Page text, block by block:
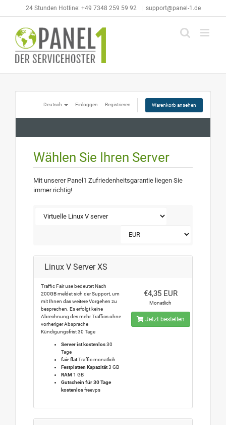
24 Stunden Hotline: +49 7348 259 59 92 support@panel-1.de
Deutsch Einloggen Registrieren Warenkorb ansehen
Wählen Sie Ihren Server
Mit unserer Panel1 Zufriedenheitsgarantie liegen Sie
immer richtig!
Linux V Server XS
Traffic Fair use bedeutet Nach
200GB meldet sich der Support, um
mit Ihnen das weitere Vorgehen zu
besprechen. Es erfolgt keine
Abrechnung des mehr Traffics ohne
vorheriger Absprache
Kündigungsfrist 30 Tage
Server ist kostenlos30
Tage
fair flatTraffic monatlich
Festplatten Kapazität3 GB
RAM 1 GB
Gutschein für 30 Tage
kostenlosfreevps
€4,35 EUR
Monatlich
Jetzt bestellen